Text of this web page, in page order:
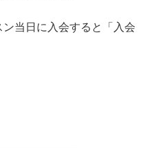
当日に入会すると「入会